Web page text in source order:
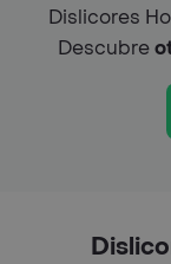
Dislicores
Descubre